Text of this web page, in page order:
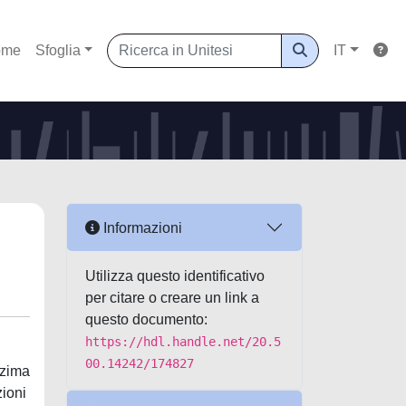
Sfoglia IT
la proliferazione e sopravvivenza cellulare (D’Orazi et al., 2012) il cui studio è stato rallentato dalla mancanza di inibitori specifici capaci di svelarne le funzioni cellulari. TBID è un inibitore ATP-competitivo molto potente nei confronti di HIPK2 in vitro (IC50 = 0,33 uM) e molto selettivo. In questa tesi mostriamo che TBID è anche in grado di entrare nell
Informazioni
Utilizza questo identificativo
per citare o creare un link a
questo documento:
https://hdl.handle.net/20.5
00.14242/174827